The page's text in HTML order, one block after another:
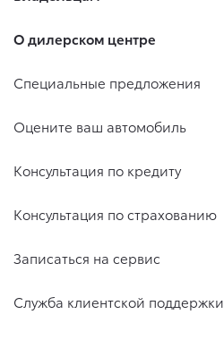
О дилерском центре
Специальные предложения
Оцените ваш автомобиль
Консультация по кредиту
Консультация по страхованию
Записаться на сервис
Служба клиентской поддержки